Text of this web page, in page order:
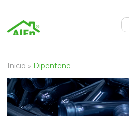
Inicio » Dipentene